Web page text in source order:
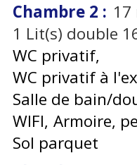
Chambre 2 : 17
1 Lit(s) double
WC privatif
WC privatif à
Salle de bain/
WIFI Armoire,
Sol parquet